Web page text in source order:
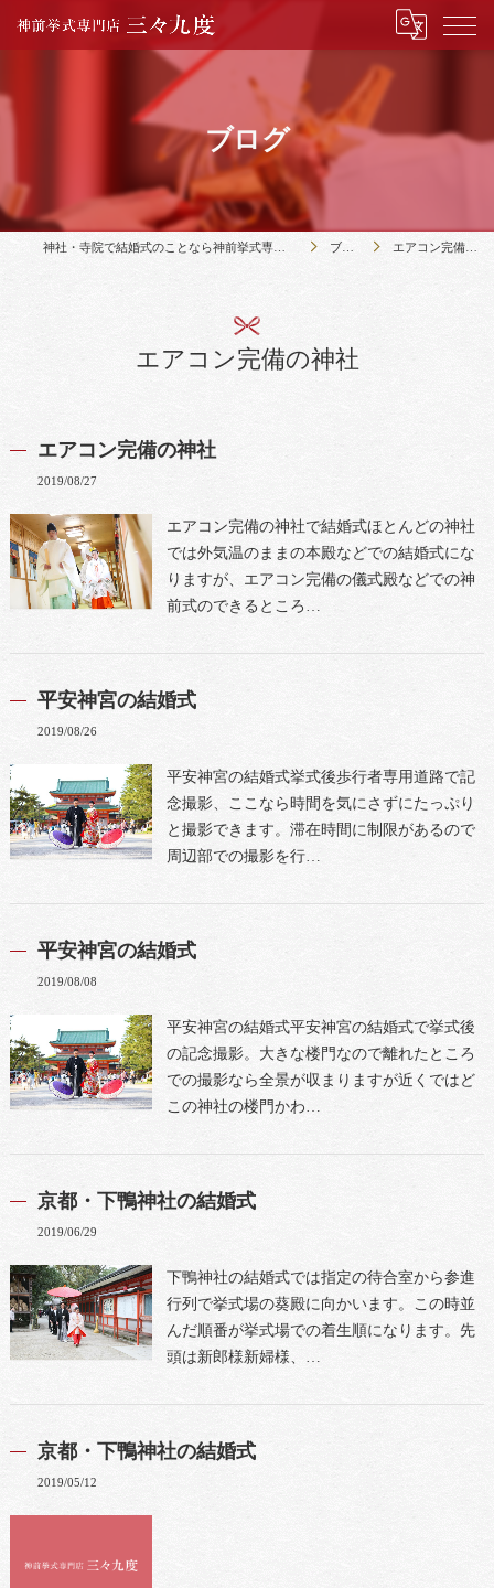
ブログ
神社・寺院で結婚式のことなら神前挙式専門店三々九度 ブログ エアコン完備の神社
エアコン完備の神社
エアコン完備の神社
2019/08/27
エアコン完備の神社で結婚式ほとんどの神社
では外気温のままの本殿などでの結婚式にな
りますが、エアコン完備の儀式殿などでの神
前式のできるところ…
平安神宮の結婚式
2019/08/26
平安神宮の結婚式挙式後歩行者専用道路で記
念撮影、ここなら時間を気にさずにたっぷり
と撮影できます。滞在時間に制限があるので
周辺部での撮影を行…
平安神宮の結婚式
2019/08/08
平安神宮の結婚式平安神宮の結婚式で挙式後
の記念撮影。大きな楼門なので離れたところ
での撮影なら全景が収まりますが近くではど
この神社の楼門かわ…
京都・下鴨神社の結婚式
2019/06/29
下鴨神社の結婚式では指定の待合室から参進
行列で挙式場の葵殿に向かいます。この時並
んだ順番が挙式場での着生順になります。先
頭は新郎様新婦様、…
京都・下鴨神社の結婚式
2019/05/12